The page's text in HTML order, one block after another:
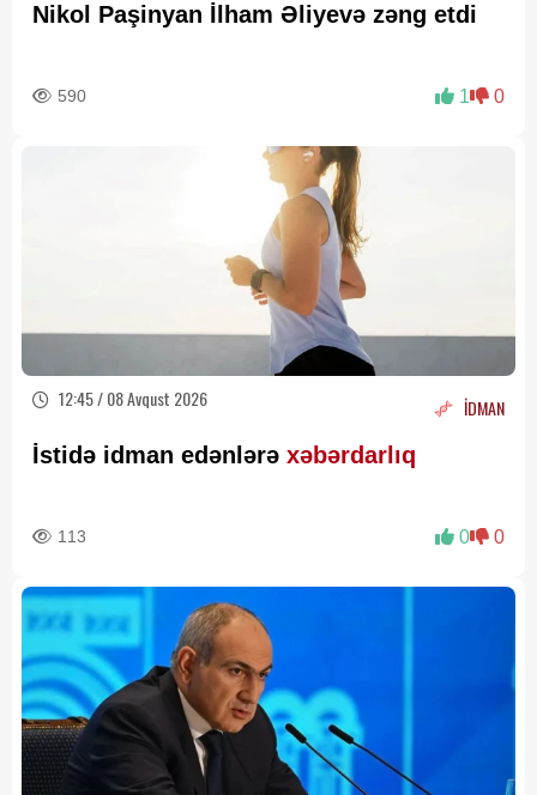
Nikol Paşinyan İlham Əliyevə zəng etdi
590 1 0
12:45 / 08 Avqust 2026 İDMAN
İstidə idman edənlərə xəbərdarlıq
113 0 0